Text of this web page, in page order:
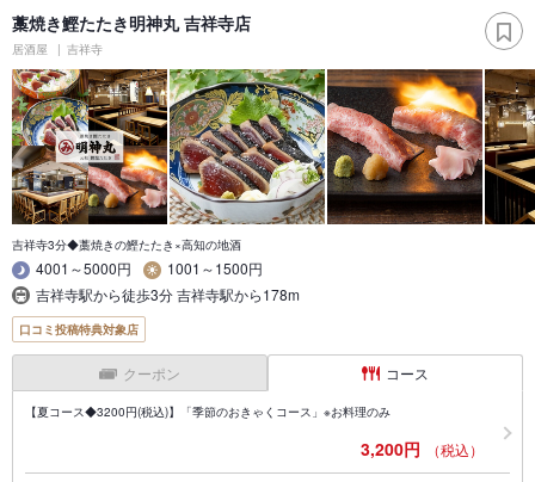
藁焼き鰹たたき明神丸 吉祥寺店
居酒屋 吉祥寺
吉祥寺3分◆藁焼きの鰹たたき×高知の地酒
4001～5000円
1001～1500円
吉祥寺駅から徒歩3分 吉祥寺駅から178m
口コミ投稿特典対象店
クーポン コース
【夏コース◆3200円(税込)】「季節のおきゃくコース」※お料理のみ
3,200円 （税込）